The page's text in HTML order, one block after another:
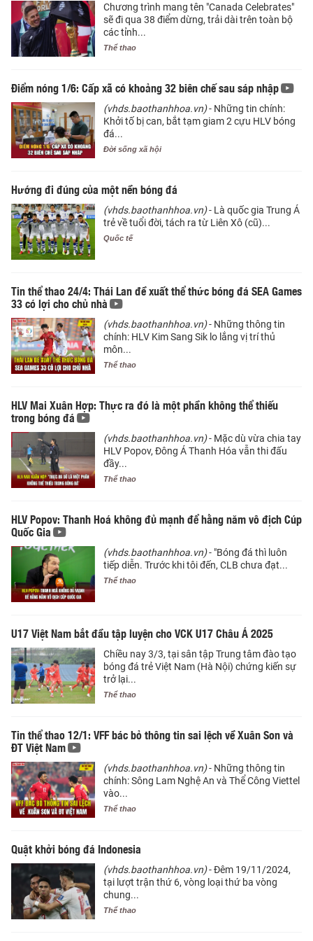
Chương trình mang tên "Canada Celebrates"
sẽ đi qua 38 điểm dừng, trải dài trên toàn bộ
các tỉnh...
Thể thao
Điểm nóng 1/6: Cấp xã có khoảng 32 biên chế sau sáp nhập
(vhds.baothanhhoa.vn)- Những tin chính:
Khởi tố bị can, bắt tạm giam 2 cựu HLV bóng
đá...
Đời sống xã hội
Hướng đi đúng của một nền bóng đá
(vhds.baothanhhoa.vn)- Là quốc gia Trung Á
trẻ về tuổi đời, tách ra từ Liên Xô (cũ)...
Quốc tế
Tin thể thao 24/4: Thái Lan đề xuất thể thức bóng đá SEA Games
33 có lợi cho chủ nhà
(vhds.baothanhhoa.vn)- Những thông tin
chính: HLV Kim Sang Sik lo lắng vị trí thủ
môn...
Thể thao
HLV Mai Xuân Hợp: Thực ra đó là một phần không thể thiếu
trong bóng đá
(vhds.baothanhhoa.vn)- Mặc dù vừa chia tay
HLV Popov, Đông Á Thanh Hóa vẫn thi đấu
đầy...
Thể thao
HLV Popov: Thanh Hoá không đủ mạnh để hằng năm vô địch Cúp
Quốc Gia
(vhds.baothanhhoa.vn)- "Bóng đá thì luôn
tiếp diễn. Trước khi tôi đến, CLB chưa đạt...
Thể thao
U17 Việt Nam bắt đầu tập luyện cho VCK U17 Châu Á 2025
Chiều nay 3/3, tại sân tập Trung tâm đào tạo
bóng đá trẻ Việt Nam (Hà Nội) chứng kiến sự
trở lại...
Thể thao
Tin thể thao 12/1: VFF bác bỏ thông tin sai lệch về Xuân Son và
ĐT Việt Nam
(vhds.baothanhhoa.vn)- Những thông tin
chính: Sông Lam Nghệ An và Thể Công Viettel
vào...
Thể thao
Quật khởi bóng đá Indonesia
(vhds.baothanhhoa.vn)- Đêm 19/11/2024,
tại lượt trận thứ 6, vòng loại thứ ba vòng
chung...
Thể thao